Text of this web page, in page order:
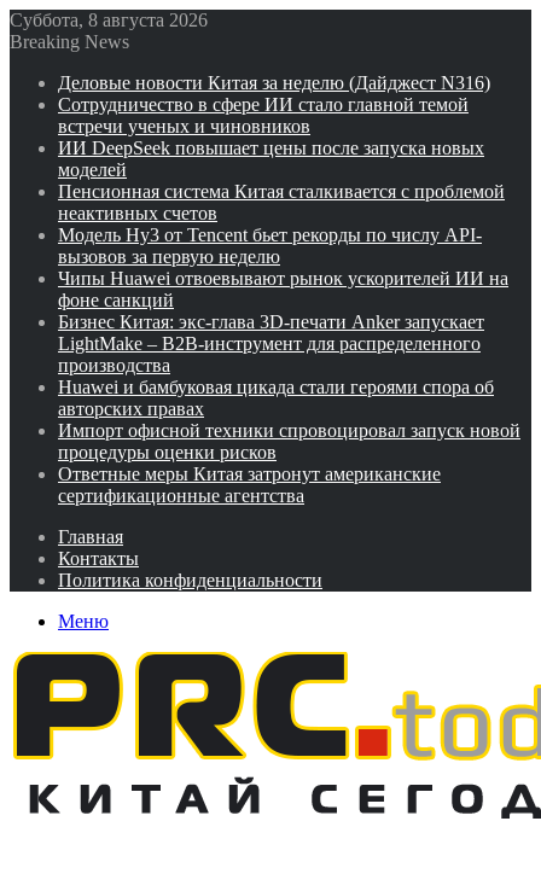
Суббота, 8 августа 2026
Breaking News
Деловые новости Китая за неделю (Дайджест N316)
Сотрудничество в сфере ИИ стало главной темой
встречи ученых и чиновников
ИИ DeepSeek повышает цены после запуска новых
моделей
Пенсионная система Китая сталкивается с проблемой
неактивных счетов
Модель Hy3 от Tencent бьет рекорды по числу API-
вызовов за первую неделю
Чипы Huawei отвоевывают рынок ускорителей ИИ на
фоне санкций
Бизнес Китая: экс-глава 3D-печати Anker запускает
LightMake – B2B-инструмент для распределенного
производства
Huawei и бамбуковая цикада стали героями спора об
авторских правах
Импорт офисной техники спровоцировал запуск новой
процедуры оценки рисков
Ответные меры Китая затронут американские
сертификационные агентства
Главная
Контакты
Политика конфиденциальности
Меню